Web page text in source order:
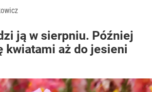
ją w sierpniu. Później
kwiatami aż do jesieni